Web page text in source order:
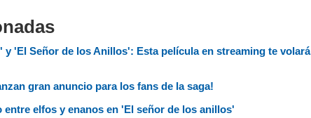
'El Señor de los Anillos': Esta película en streaming te volará
gran anuncio para los fans de la saga!
elfos y enanos en 'El señor de los anillos'